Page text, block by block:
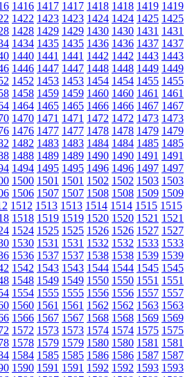
1416 1417 1417 1418 1418 1419 1419
1422 1423 1423 1424 1424 1425 1425
1428 1429 1429 1430 1430 1431 1431
1434 1435 1435 1436 1436 1437 1437
1440 1441 1441 1442 1442 1443 1443
1446 1447 1447 1448 1448 1449 1449
1452 1453 1453 1454 1454 1455 1455
1458 1459 1459 1460 1460 1461 1461
1464 1465 1465 1466 1466 1467 1467
1470 1471 1471 1472 1472 1473 1473
1476 1477 1477 1478 1478 1479 1479
1482 1483 1483 1484 1484 1485 1485
1488 1489 1489 1490 1490 1491 1491
1494 1495 1495 1496 1496 1497 1497
1500 1501 1501 1502 1502 1503 1503
1506 1507 1507 1508 1508 1509 1509
1512 1513 1513 1514 1514 1515 1515
1518 1519 1519 1520 1520 1521 1521
1524 1525 1525 1526 1526 1527 1527
1530 1531 1531 1532 1532 1533 1533
1536 1537 1537 1538 1538 1539 1539
1542 1543 1543 1544 1544 1545 1545
1548 1549 1549 1550 1550 1551 1551
1554 1555 1555 1556 1556 1557 1557
1560 1561 1561 1562 1562 1563 1563
1566 1567 1567 1568 1568 1569 1569
1572 1573 1573 1574 1574 1575 1575
1578 1579 1579 1580 1580 1581 1581
1584 1585 1585 1586 1586 1587 1587
1590 1591 1591 1592 1592 1593 1593